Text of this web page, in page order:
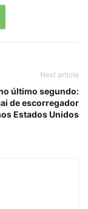
Next article
último segundo:
de escorregador
Estados Unidos